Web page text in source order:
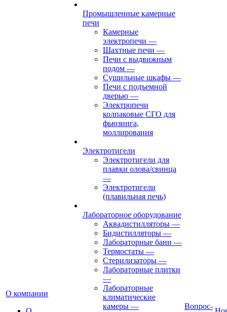
О компании
Промышленные камерные
печи
Камерные
электропечи —
Шахтные печи —
Печи с выдвижным
подом —
Сушильные шкафы —
Печи с подъемной
дверью —
Электропечи
колпаковые СГО для
фьюзинга,
моллирования
Электротигели
Электротигели для
плавки олова/свинца
—
Электротигели
(плавильная печь)
Лабораторное оборудование
Аквадистилляторы —
Бидистилляторы —
Лабораторные бани —
Термостаты —
Стерилизаторы —
Лабораторные плитки
—
Лабораторные
климатические
камеры —
Вопрос-